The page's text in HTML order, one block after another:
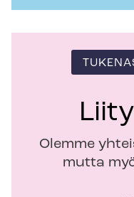
Olemme
mutta